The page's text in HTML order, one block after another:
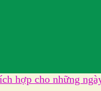
hợp cho những